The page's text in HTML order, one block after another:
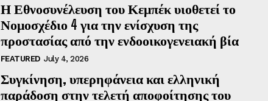
Η Εθνοσυνέλευση του Κεμπέκ υιοθετεί το
Νομοσχέδιο 4 για την ενίσχυση της
προστασίας από την ενδοοικογενειακή βία
FEATURED July 4, 2026
Συγκίνηση, υπερηφάνεια και ελληνική
παράδοση στην τελετή αποφοίτησης του